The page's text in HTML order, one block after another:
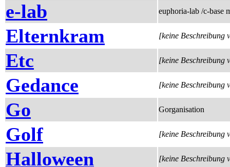
e-lab euphoria-lab /c-base
Elternkram [keine Beschreibung
Etc [keine Beschreibung
Gedance [keine Beschreibung
Go Gorganisation
Golf [keine Beschreibung
Halloween [keine Beschreibung